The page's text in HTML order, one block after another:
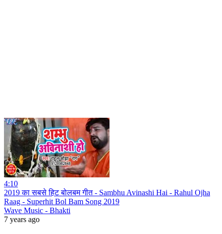
4:10
2019 का सबसे हिट बोलबम गीत - Sambhu Avinashi Hai - Rahul Ojha
Raag - Superhit Bol Bam Song 2019
Wave Music - Bhakti
7 years ago